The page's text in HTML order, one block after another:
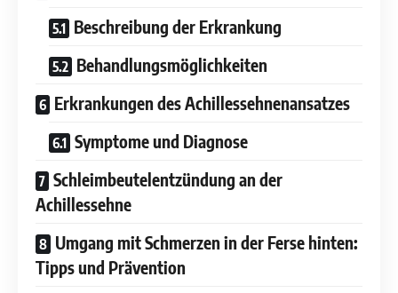
Beschreibung der Erkrankung
Behandlungsmöglichkeiten
Erkrankungen des Achillessehnenansatzes
Symptome und Diagnose
Schleimbeutelentzündung an der
Achillessehne
Umgang mit Schmerzen in der Ferse hinten:
Tipps und Prävention